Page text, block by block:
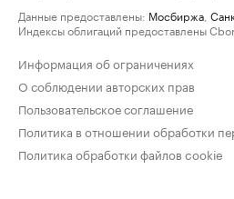
Данные предоставлены: Мосбиржа
Индексы облигаций предоставлены
Информация об ограничениях
О соблюдении авторских прав
Пользовательское соглашение
Политика в отношении обработки
Политика обработки файлов cookie